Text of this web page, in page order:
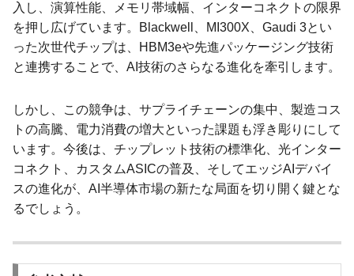
入し、演算性能、メモリ帯域幅、インターコネクトの限界
を押し広げています。Blackwell、MI300X、Gaudi 3とい
った次世代チップは、HBM3eや先進パッケージング技術
と連携することで、AI技術のさらなる進化を牽引します。
しかし、この競争は、サプライチェーンの集中、製造コス
トの高騰、電力消費の増大といった課題も浮き彫りにして
います。今後は、チップレット技術の標準化、光インター
コネクト、カスタムASICの普及、そしてエッジAIデバイ
スの進化が、AI半導体市場の新たな局面を切り開く鍵とな
るでしょう。